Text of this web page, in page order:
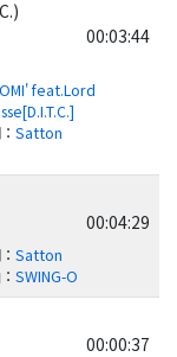
00:03:44
feat.Lord
： Satton
00:04:29
： Satton
： SWING-O
00:00:37